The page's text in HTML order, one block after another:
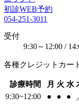
初診WEB予約
054-251-3011
受付
9:30～12:00 /
各種クレジットカー
診療時間 月 火 水
9:30~12:00
● ● ●